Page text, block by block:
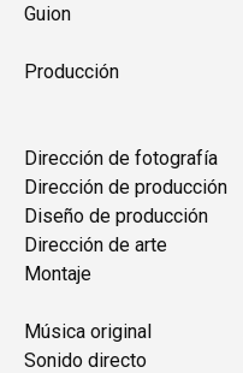
Guion
Producción
Dirección de fotografía
Dirección de producción
Diseño de producción
Dirección de arte
Montaje
Música original
Sonido directo